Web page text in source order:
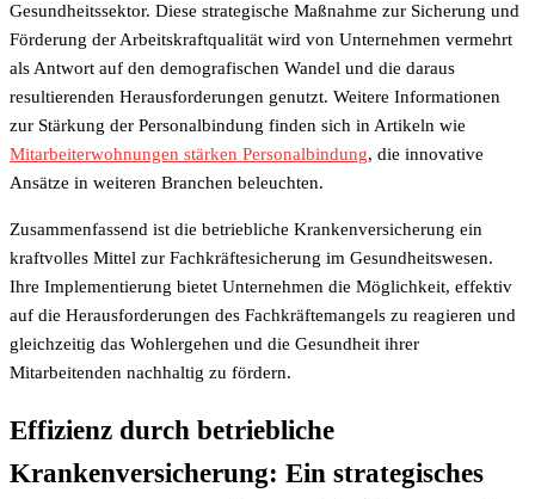
Gesundheitssektor. Diese strategische Maßnahme zur Sicherung und
Förderung der Arbeitskraftqualität wird von Unternehmen vermehrt
als Antwort auf den demografischen Wandel und die daraus
resultierenden Herausforderungen genutzt. Weitere Informationen
zur Stärkung der Personalbindung finden sich in Artikeln wie
Mitarbeiterwohnungen stärken Personalbindung, die innovative
Ansätze in weiteren Branchen beleuchten.
Zusammenfassend ist die betriebliche Krankenversicherung ein
kraftvolles Mittel zur Fachkräftesicherung im Gesundheitswesen.
Ihre Implementierung bietet Unternehmen die Möglichkeit, effektiv
auf die Herausforderungen des Fachkräftemangels zu reagieren und
gleichzeitig das Wohlergehen und die Gesundheit ihrer
Mitarbeitenden nachhaltig zu fördern.
Effizienz durch betriebliche
Krankenversicherung: Ein strategisches